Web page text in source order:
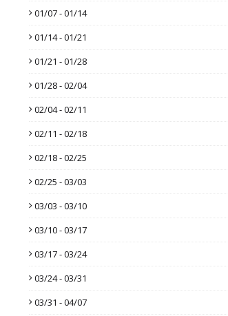
01/07 - 01/14
01/14 - 01/21
01/21 - 01/28
01/28 - 02/04
02/04 - 02/11
02/11 - 02/18
02/18 - 02/25
02/25 - 03/03
03/03 - 03/10
03/10 - 03/17
03/17 - 03/24
03/24 - 03/31
03/31 - 04/07